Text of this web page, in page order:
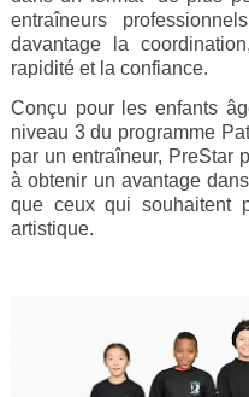
entraîneurs
davantage la
rapidité et la confiance.
Conçu pour les enfants
niveau 3 du programme
par un entraîneur, PreStar
à obtenir un avantage
que ceux qui souhaitent
artistique.